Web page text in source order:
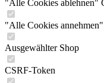
"Alle Cookies ablehnen"
"Alle Cookies
Ausgewählter Shop
CSRF-Token